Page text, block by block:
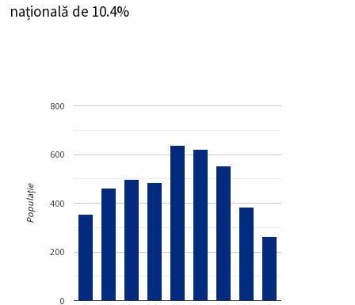
națională de 10.4%
0
200
400
600
800
Populație